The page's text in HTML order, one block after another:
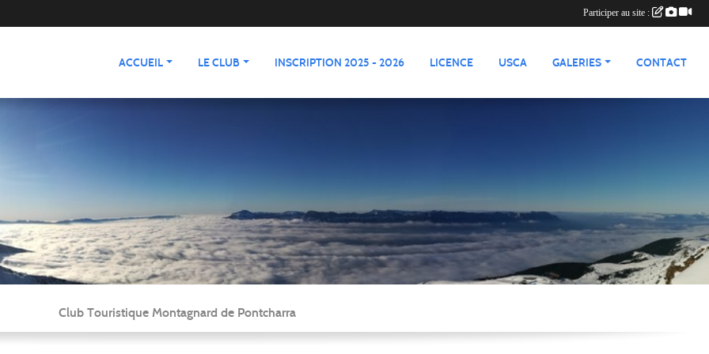
ACCUEIL LE CLUB INSCRIPTION 2025 - 2026 LICENCE USCA GALERIES CONTACT
Club Touristique Montagnard de Pontcharra
Participer au site :